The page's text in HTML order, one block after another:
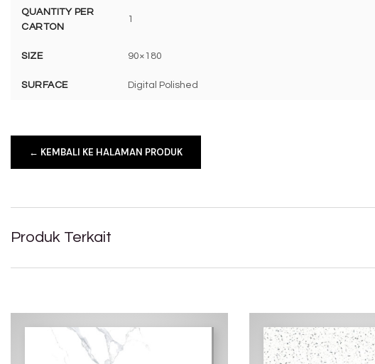
QUANTITY PER
CARTON
1
SIZE 90×180
SURFACE Digital Polished
← KEMBALI KE HALAMAN PRODUK
Produk Terkait